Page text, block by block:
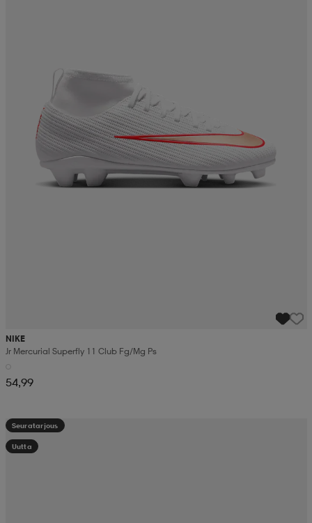
NIKE
Jr Mercurial Superfly 11 Club Fg/mg Ps
54,99
Seuratarjous
Uutta